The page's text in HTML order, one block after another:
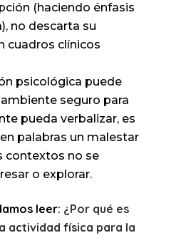
(haciendo énfasis
no descarta su
cuadros clínicos
psicológica puede
seguro para
pueda verbalizar, es
palabras un malestar
contextos no se
o explorar.
leer: ¿Por qué es
actividad física para la